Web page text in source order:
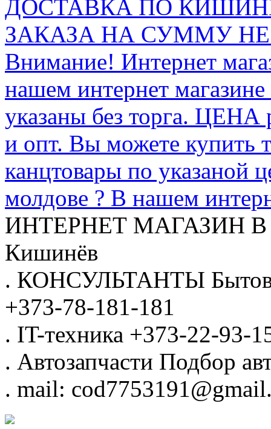
ДОСТАВКА ПО
ЗАКАЗА НА СУММУ НЕ
Внимание! Интернет
нашем интернет
указаны без торга.
и опт. Вы можете купить
канцтовары по указаной
молдове ? В нашем
ИНТЕРНЕТ МАГАЗИН
Кишинёв
. КОНСУЛЬТАНТЫ
+373-78-181-181
. IT-техника +373-22-93-
. Автозапчасти Подбор
. mail: